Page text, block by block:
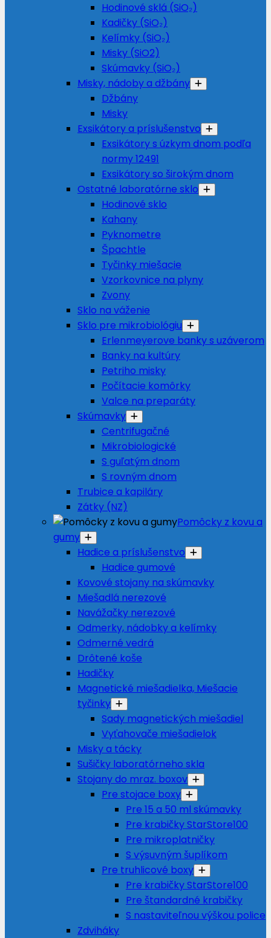
Hodinové sklá (SiO₂)
Kadičky (SiO₂)
Kelímky (SiO₂)
Misky (SiO2)
Skúmavky (SiO₂)
Misky, nádoby a džbány
Džbány
Misky
Exsikátory a príslušenstvo
Exsikátory s úzkym dnom podľa
normy 12491
Exsikátory so širokým dnom
Ostatné laboratórne sklo
Hodinové sklo
Kahany
Pyknometre
Špachtle
Tyčinky miešacie
Vzorkovnice na plyny
Zvony
Sklo na váženie
Sklo pre mikrobiológiu
Erlenmeyerove banky s uzáverom
Banky na kultúry
Petriho misky
Počítacie komôrky
Valce na preparáty
Skúmavky
Centrifugačné
Mikrobiologické
S guľatým dnom
S rovným dnom
Trubice a kapiláry
Zátky (NZ)
Pomôcky z kovu a
gumy
Hadice a príslušenstvo
Hadice gumové
Kovové stojany na skúmavky
Miešadlá nerezové
Navážačky nerezové
Odmerky, nádobky a kelímky
Odmerné vedrá
Drôtené koše
Hadičky
Magnetické miešadielka, Miešacie
tyčinky
Sady magnetických miešadiel
Vyťahovače miešadielok
Misky a tácky
Sušičky laboratórneho skla
Stojany do mraz. boxov
Pre stojace boxy
Pre 15 a 50 ml skúmavky
Pre krabičky StarStore100
Pre mikroplatničky
S výsuvným šuplíkom
Pre truhlicové boxy
Pre krabičky StarStore100
Pre štandardné krabičky
S nastaviteľnou výškou police
Zdviháky